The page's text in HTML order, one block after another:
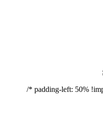
padding-left: 50%